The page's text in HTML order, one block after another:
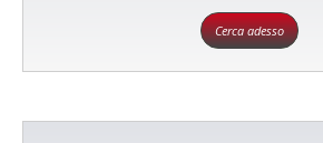
Cerca adesso